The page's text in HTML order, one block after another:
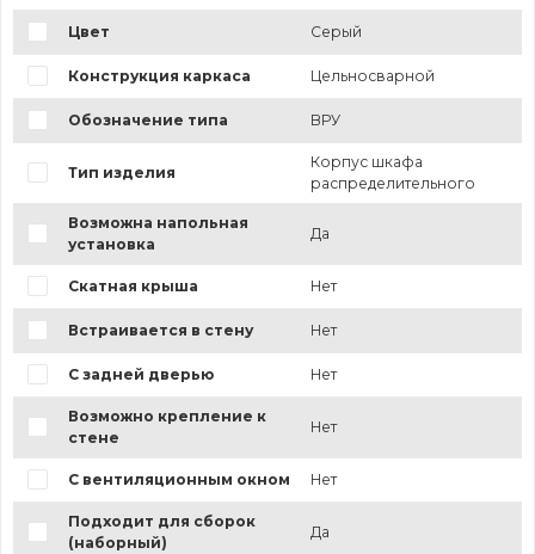
Цвет Серый
Конструкция каркаса Цельносварной
Обозначение типа ВРУ
Тип изделия
Корпус шкафа
распределительного
Возможна напольная
установка
Да
Скатная крыша Нет
Встраивается в стену Нет
С задней дверью Нет
Возможно крепление к
стене
Нет
С вентиляционным окном Нет
Подходит для сборок
(наборный)
Да